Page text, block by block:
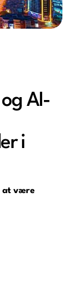
AI-
i
at være